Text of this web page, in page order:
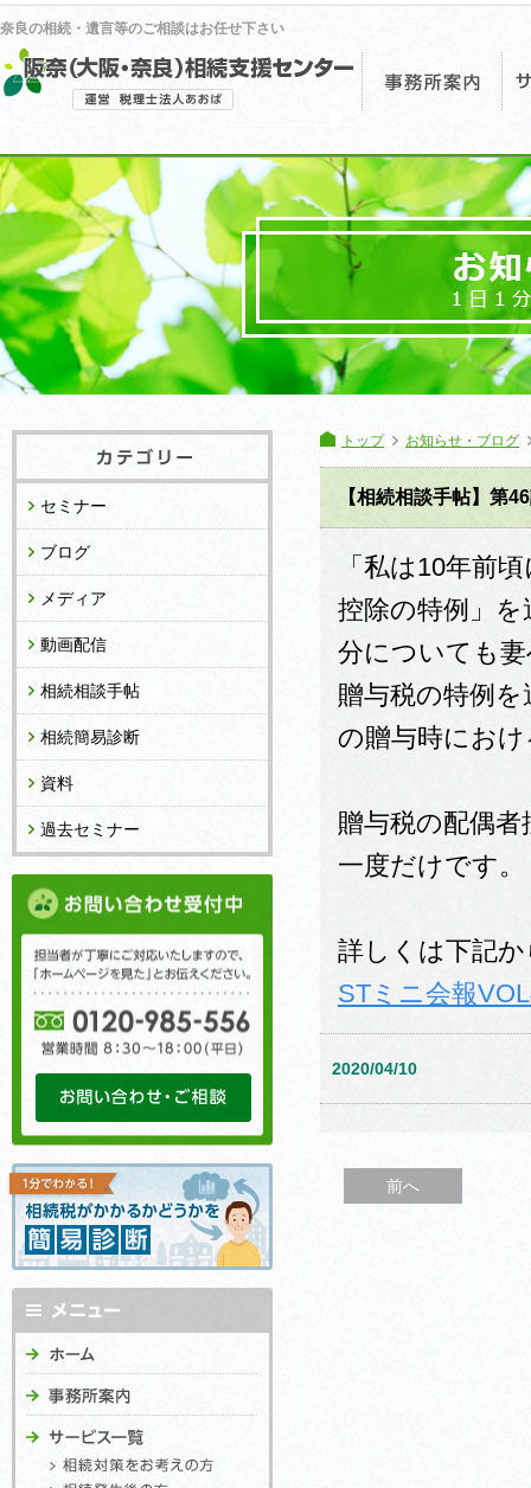
奈良の相続・遺言等のご相談はお任せ下さい
事
トップ お知らせ・ブログ
【相続相談手帖】第
「私は10年前
控除の特例」
分についても
贈与税の特例
の贈与時にお
贈与税の配偶
一度だけです。
詳しくは下記
STミニ会報
2020/04/10
前へ
セミナー
ブログ
メディア
動画配信
相続相談手帖
相続簡易診断
資料
過去セミナー